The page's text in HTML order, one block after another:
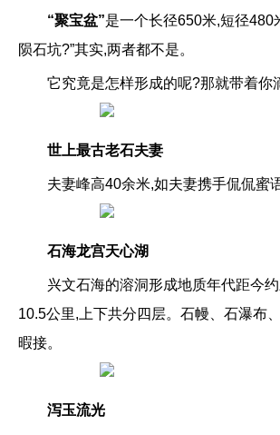
“聚宝盆”是一个长径650米,短径480
陨石坑?”其实,两者都不是。
它究竟是怎样形成的呢?那就带着你
世上最古老石夫妻
夫妻峰高40余米,如夫妻携手侃侃蜜
石海龙宫天心湖
兴文石海的溶洞形成地质年代距今
10.5公里,上下共分四层。石幔、石瀑布
暇接。
泻玉流光